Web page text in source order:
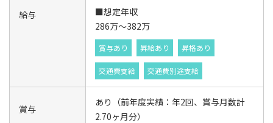
給与
■想定年収
286万～382万
賞与あり 昇給あり 昇格あり
交通費支給 交通費別途支給
賞与
あり（前年度実績：年2回、賞与月数計
2.70ヶ月分）